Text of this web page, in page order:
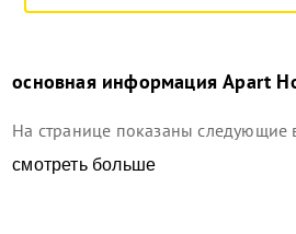
основная информация Apart
На странице показаны следующие
смотреть больше